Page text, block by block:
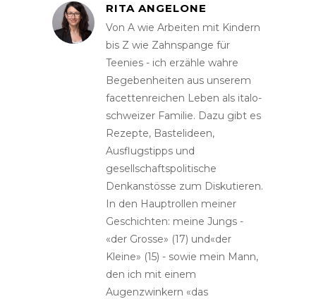
RITA ANGELONE
Von A wie Arbeiten mit Kindern
bis Z wie Zahnspange für
Teenies - ich erzähle wahre
Begebenheiten aus unserem
facettenreichen Leben als italo-
schweizer Familie. Dazu gibt es
Rezepte, Bastelideen,
Ausflugstipps und
gesellschaftspolitische
Denkanstösse zum Diskutieren.
In den Hauptrollen meiner
Geschichten: meine Jungs -
«der Grosse» (17) und«der
Kleine» (15) - sowie mein Mann,
den ich mit einem
Augenzwinkern «das